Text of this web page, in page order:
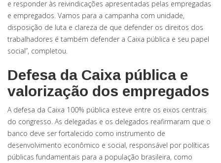
e responder às reivindicações apresentadas pelas empregadas
e empregados. Vamos para a campanha com unidade,
disposição de luta e clareza de que defender os direitos dos
trabalhadores é também defender a Caixa pública e seu papel
social”, completou.
Defesa da Caixa pública e
valorização dos empregados
A defesa da Caixa 100% pública esteve entre os eixos centrais
do congresso. As delegadas e os delegados reafirmaram que o
banco deve ser fortalecido como instrumento de
desenvolvimento econômico e social, responsável por políticas
públicas fundamentais para a população brasileira, como